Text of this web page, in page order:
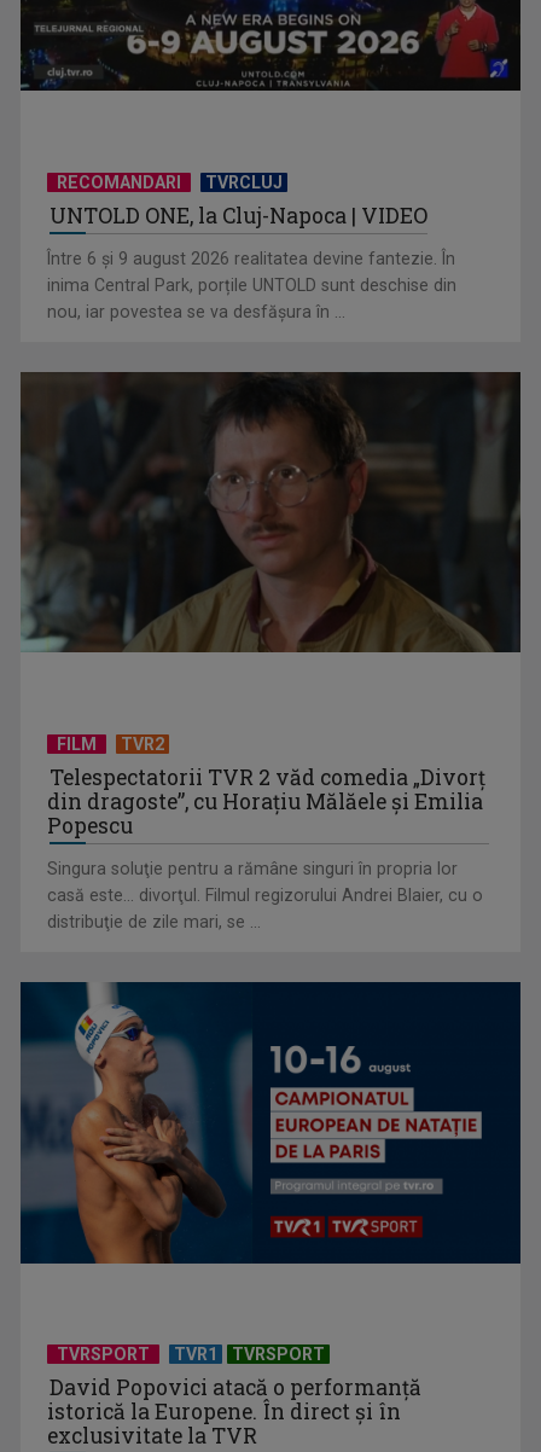
Florin Piersic, 90 de ani de poveste alături de unul dintre cei
mai iubiți ...
"Obiectiv comun": 167 de ani de la Unirea Principatelor
Române
„Televiziunea Română prezintă: Revelion 2026", la TVR 1,
RECOMANDARI TVRCLUJ
UNTOLD ONE, la Cluj-Napoca | VIDEO
Între 6 și 9 august 2026 realitatea devine fantezie. În
inima Central Park, porțile UNTOLD sunt deschise din
nou, iar povestea se va desfășura în ...
FILM TVR2
Telespectatorii TVR 2 văd comedia „Divorţ
din dragoste”, cu Horaţiu Mălăele şi Emilia
Popescu
Singura soluţie pentru a rămâne singuri în propria lor
casă este... divorţul. Filmul regizorului Andrei Blaier, cu o
distribuţie de zile mari, se ...
TVRSPORT TVR1 TVRSPORT
David Popovici atacă o performanţă
istorică la Europene. În direct şi în
exclusivitate la TVR